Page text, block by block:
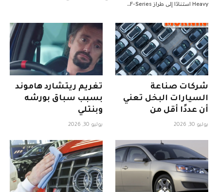
Heavy استنادًا إلى طراز F-Series…
شركات صناعة
السيارات البخل تعني
أن عددًا أقل من
المتسوقين يقومون
يوليو 30, 2026
تغريم ريتشارد هاموند
بسبب سباق بورشه
وبنتلي
يوليو 30, 2026